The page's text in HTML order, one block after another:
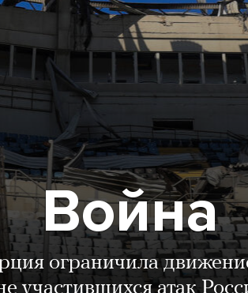
Война
ограничила
участившихся атак